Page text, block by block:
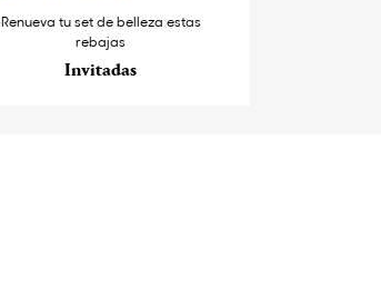
Renueva tu set de belleza estas
rebajas
Invitadas